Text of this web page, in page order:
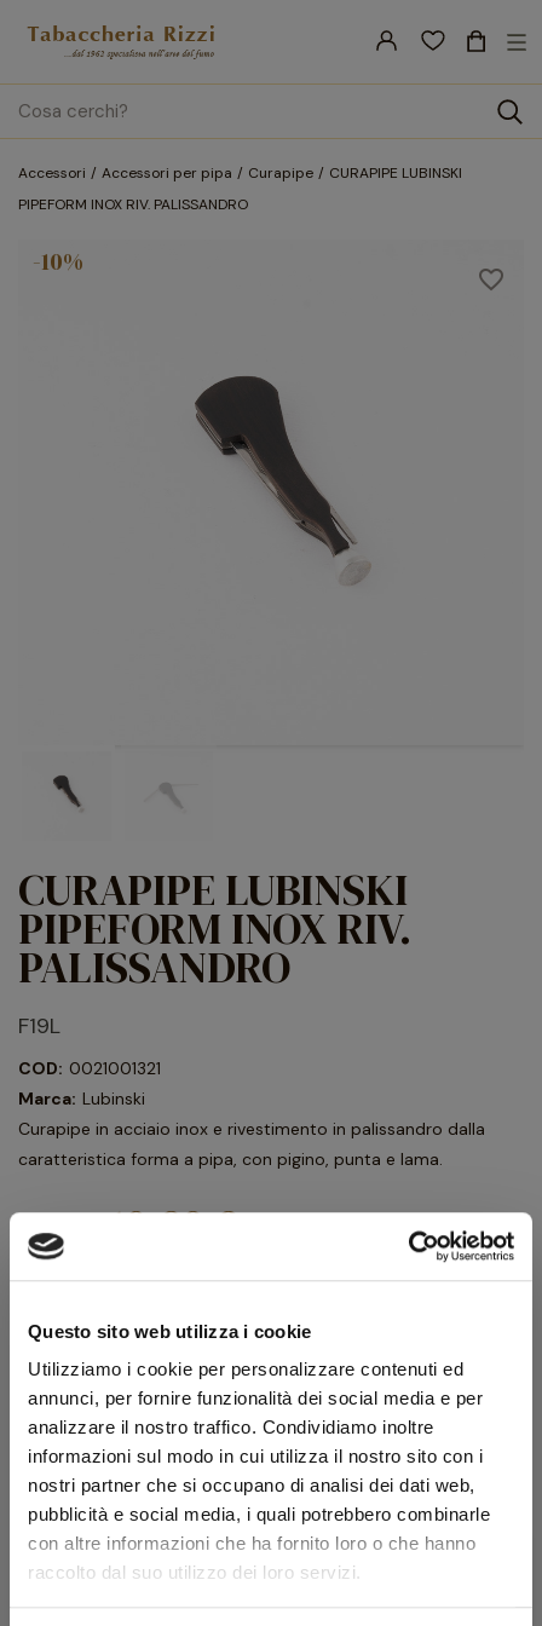
Questo sito web utilizza i cookie
Utilizziamo i cookie per personalizzare contenuti ed
annunci, per fornire funzionalità dei social media e per
analizzare il nostro traffico. Condividiamo inoltre
informazioni sul modo in cui utilizza il nostro sito con i
nostri partner che si occupano di analisi dei dati web,
pubblicità e social media, i quali potrebbero combinarle
con altre informazioni che ha fornito loro o che hanno
raccolto dal suo utilizzo dei loro servizi.
search
☰
Accessori Accessori per pipa Curapipe
CURAPIPE LUBINSKI
PIPEFORM INOX RIV. PALISSANDRO
favorite_border
-10%
CURAPIPE LUBINSKI
PIPEFORM INOX RIV.
PALISSANDRO
F19L
COD: 0021001321
Marca: Lubinski
Curapipe in acciaio inox e rivestimento in palissandro dalla
caratteristica forma a pipa, con pigino, punta e lama.
12,00 € 10,80 €
8,85 € IVA esclusa
Quantità
AGGIUNGI AL CARRELLO
Scheda tecnica
Modello
F19L